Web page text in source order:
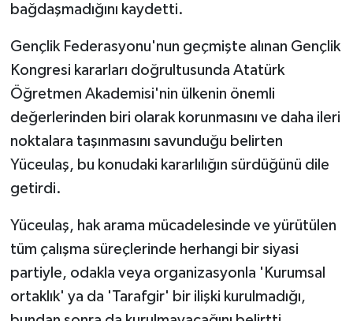
bağdaşmadığını kaydetti.
Gençlik Federasyonu'nun geçmişte alınan Gençlik
Kongresi kararları doğrultusunda Atatürk
Öğretmen Akademisi'nin ülkenin önemli
değerlerinden biri olarak korunmasını ve daha ileri
noktalara taşınmasını savunduğu belirten
Yüceulaş, bu konudaki kararlılığın sürdüğünü dile
getirdi.
Yüceulaş, hak arama mücadelesinde ve yürütülen
tüm çalışma süreçlerinde herhangi bir siyasi
partiyle, odakla veya organizasyonla 'Kurumsal
ortaklık' ya da 'Tarafgir' bir ilişki kurulmadığı,